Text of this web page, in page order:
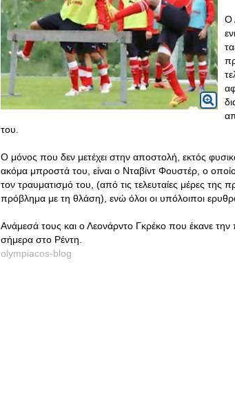
Ο
του.
Ο μόνος που δεν μετέχει στην αποστολή, εκτός
ακόμα μπροστά του, είναι ο Νταβίντ Φουστέρ, ο
τον τραυματισμό του, (από τις τελευταίες μέρες της
πρόβλημα με τη θλάση), ενώ όλοι οι υπόλοιποι
Ανάμεσά τους και ο Λεονάρντο Γκρέκο που έκανε
σήμερα στο Ρέντη.
olympiacos-blog